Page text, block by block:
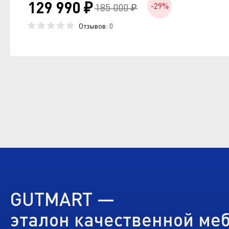
129 990 ₽ 185 000 ₽ -29%
Отзывов: 0
GUTMART —
эталон качественной